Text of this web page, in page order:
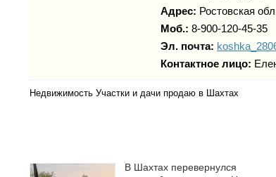
Адрес: Ростовская
Моб.: 8-900-120-45-35
Эл. почта:
Контактное лицо:
Недвижимость Участки и дачи продаю в Шахтах
В Шахтах перевернулся